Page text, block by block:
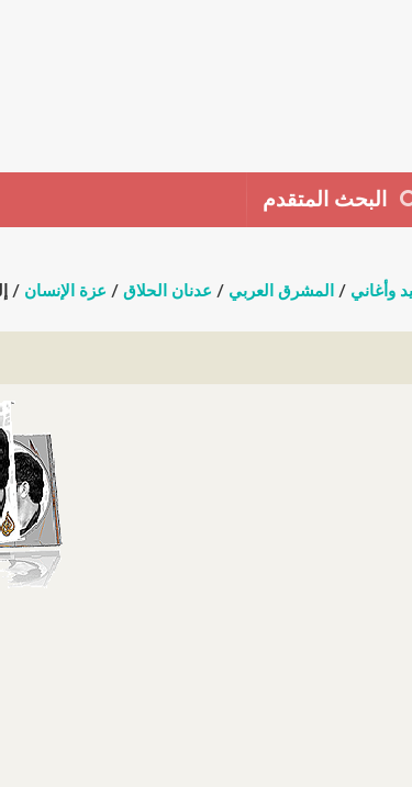
البحث المتقدم
وأغاني / المشرق العربي / عدنان الحلاق / عزة الإنسان /